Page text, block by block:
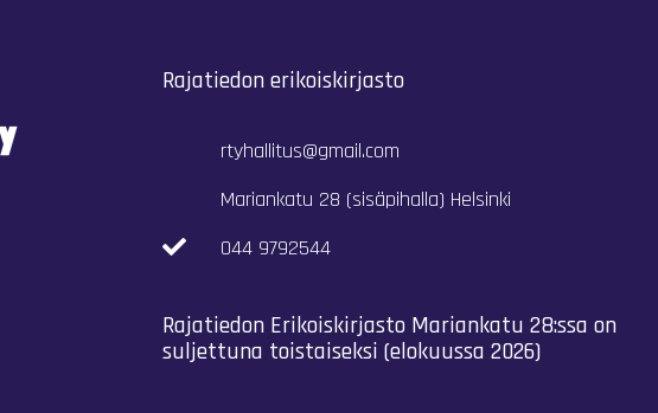
Rajatiedon erikoiskirjasto
rtyhallitus@gmail.com
Mariankatu 28 (sisäpihalla) Helsinki
044 9792544
Rajatiedon Erikoiskirjasto Mariankatu 28:ssa on
suljettuna toistaiseksi (elokuussa 2026)